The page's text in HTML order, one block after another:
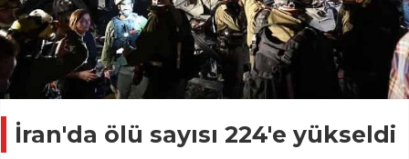
İran'da ölü sayısı 224'e yükseldi